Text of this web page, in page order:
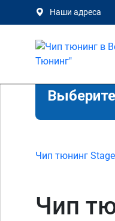
Наши адреса
Чип тюнинг
Чип